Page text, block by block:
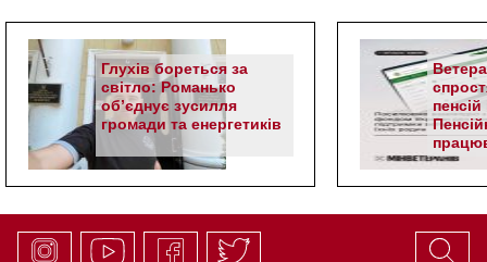
Глухів бореться за
світло: Романько
об’єднує зусилля
громади та енергетиків